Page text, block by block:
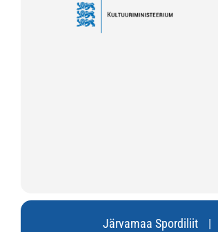
Järvamaa Spordiliit